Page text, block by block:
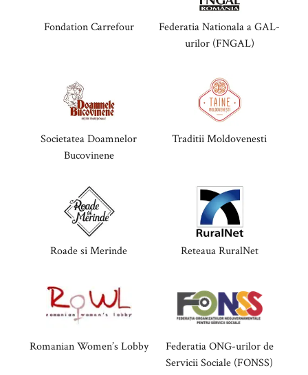
Fondation Carrefour
Federatia Nationala a GAL-
urilor (FNGAL)
Societatea Doamnelor
Bucovinene
Traditii Moldovenesti
Roade si Merinde Reteaua RuralNet
Romanian Women’s Lobby
Federatia ONG-urilor de
Servicii Sociale (FONSS)